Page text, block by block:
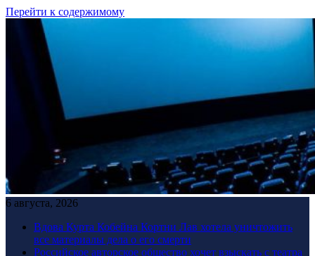
Перейти к содержимому
6 августа, 2026
Вдова Курта Кобейна Кортни Лав хотела уничтожить
все материалы дела о его смерти
Российское авторское общество хочет взыскать с театра